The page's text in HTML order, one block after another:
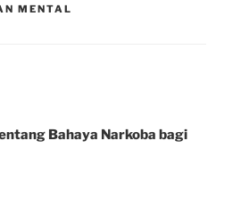
MENTAL
Bahaya Narkoba bagi